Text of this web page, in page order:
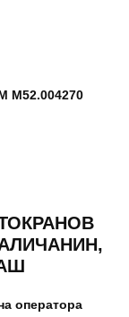
М52.004270
оператора